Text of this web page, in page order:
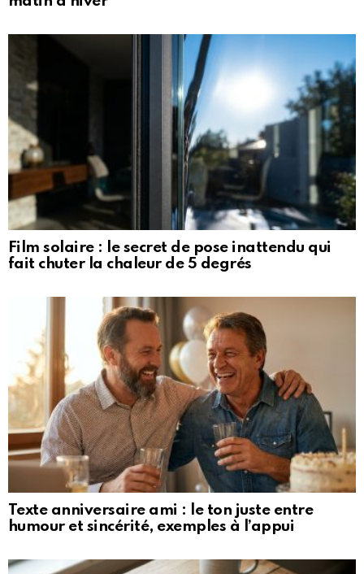
Film solaire : le secret de pose inattendu qui
fait chuter la chaleur de 5 degrés
Texte anniversaire ami : le ton juste entre
humour et sincérité, exemples à l’appui